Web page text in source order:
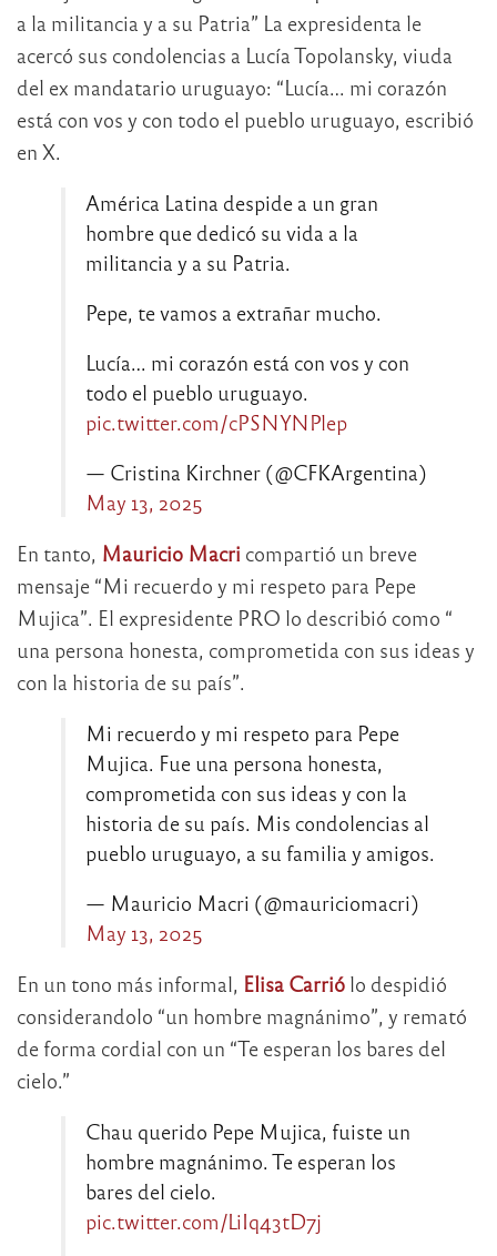
a la militancia y a su Patria” La expresidenta le
acercó sus condolencias a Lucía Topolansky, viuda
del ex mandatario uruguayo: “Lucía… mi corazón
está con vos y con todo el pueblo uruguayo, escribió
en X.
América Latina despide a un gran
hombre que dedicó su vida a la
militancia y a su Patria.
Pepe, te vamos a extrañar mucho.
Lucía… mi corazón está con vos y con
todo el pueblo uruguayo.
pic.twitter.com/cPSNYNPlep
— Cristina Kirchner (@CFKArgentina)
May 13, 2025
En tanto, Mauricio Macri compartió un breve
mensaje “Mi recuerdo y mi respeto para Pepe
Mujica”. El expresidente PRO lo describió como “
una persona honesta, comprometida con sus ideas y
con la historia de su país”.
Mi recuerdo y mi respeto para Pepe
Mujica. Fue una persona honesta,
comprometida con sus ideas y con la
historia de su país. Mis condolencias al
pueblo uruguayo, a su familia y amigos.
— Mauricio Macri (@mauriciomacri)
May 13, 2025
En un tono más informal, Elisa Carrió lo despidió
considerandolo “un hombre magnánimo”, y remató
de forma cordial con un “Te esperan los bares del
cielo.”
Chau querido Pepe Mujica, fuiste un
hombre magnánimo. Te esperan los
bares del cielo.
pic.twitter.com/LiIq43tD7j